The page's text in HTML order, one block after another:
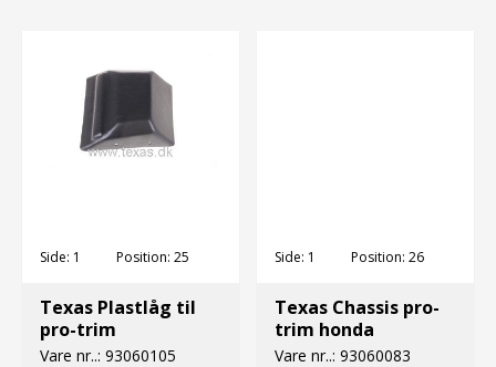
Side: 1 Position: 25
Texas Plastlåg til
pro-trim
Vare nr..: 93060105
Side: 1 Position: 26
Texas Chassis pro-
trim honda
Vare nr..: 93060083